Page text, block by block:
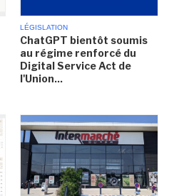
LÉGISLATION
ChatGPT bientôt soumis
au régime renforcé du
Digital Service Act de
l'Union...